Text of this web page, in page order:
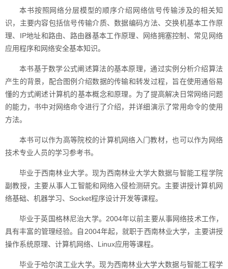
本书按照网络分层模型的顺序介绍网络信号传输涉及的相关知
识，主要内容包括信号传输介质、数据编码方法、交换机基本工作原
理、IP地址和路由、路由器基本工作原理、网络拥塞控制、常见网络
应用程序和网络安全基本知识。
本书基于数学公式阐述算法的基本原理，通过实例分析介绍算法
产生的背景，配合图例介绍数据的传输和转发过程，旨在使用通俗易
懂的方式阐述计算机的基本概念和原理。为了提高解决日常网络问题
的能力，书中对网络命令进行了介绍，并详细演示了常用命令的使用
方法。
本书可以作为高等院校的计算机网络入门教材，也可以作为网络
技术专业人员的学习参考书。
毕业于西南林业大学。现为西南林业大学大数据与智能工程学院
副教授，主要从事人工智能和网络入侵检测研究。主要讲授计算机网
络基础、机器学习、Socket程序设计开发等课程。
毕业于英国格林尼治大学。2004年以前主要从事网络技术工作，
具有丰富的管理经验。自2004年起，就职于西南林业大学，主要讲授
操作系统原理、计算机网络、Linux应用等课程。
毕业于哈尔滨工业大学。现为西南林业大学大数据与智能工程学